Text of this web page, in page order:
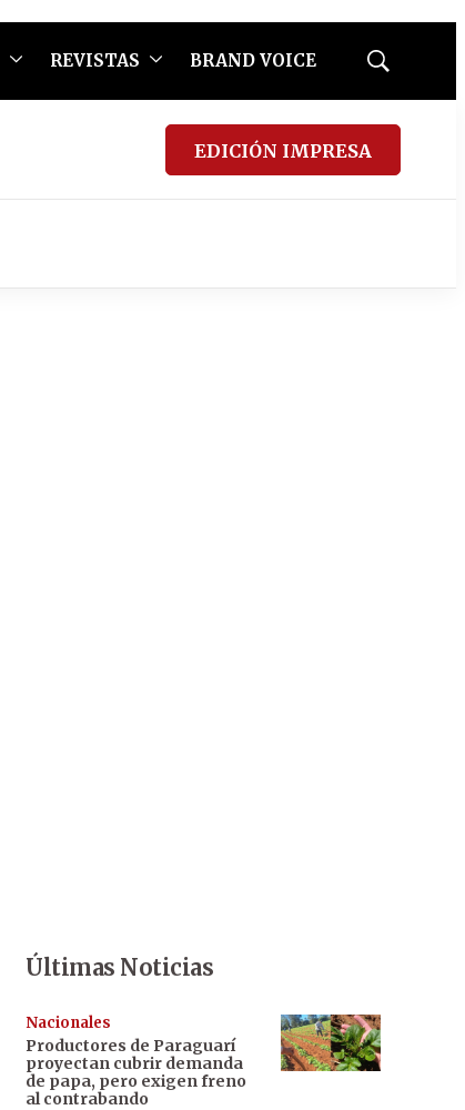
REVISTAS BRAND VOICE
Mostrar
EDICIÓN IMPRESA
Últimas Noticias
Nacionales
Productores de Paraguarí
proyectan cubrir demanda
de papa, pero exigen freno
al contrabando